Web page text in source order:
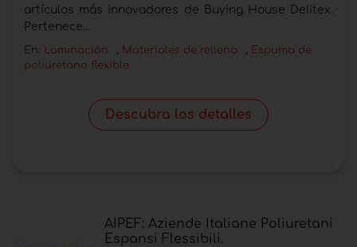
artículos más innovadores de Buying House Delitex.
Pertenece...
En: Laminación Materiales de relleno
Espuma de
poliuretano flexible
Descubra los detalles
AIPEF: Aziende Italiane Poliuretani
Espansi Flessibili.